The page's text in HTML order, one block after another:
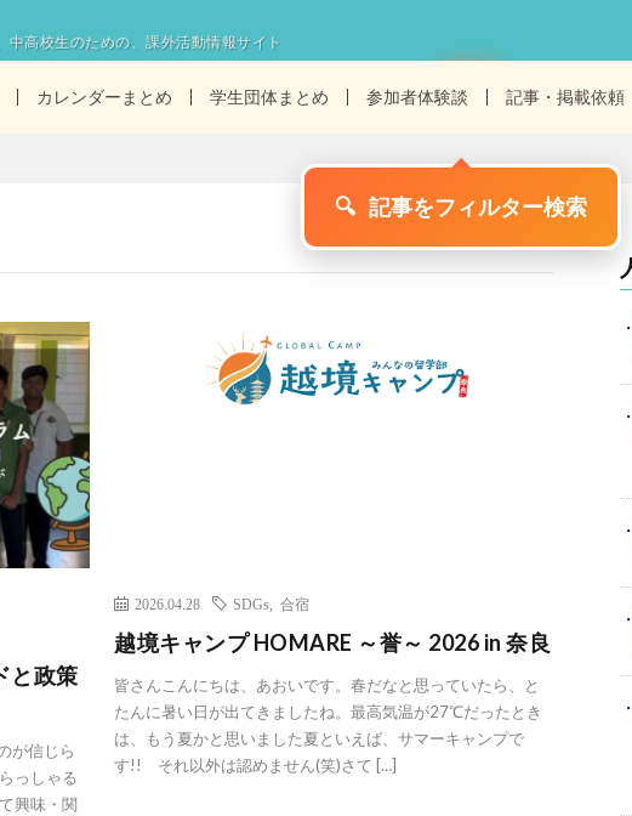
中高校生のための、課外活動情報サイト
カレンダーまとめ 学生団体まとめ 参加者体験談 記事・掲載依頼
策
が信じら
っしゃる
興味・関
2026.04.28 SDGs ,合宿
越境キャンプ HOMARE ～誉～ 2026 in 奈良
皆さんこんにちは、あおいです。春だなと思っていたら、と
たんに暑い日が出てきましたね。最高気温が27℃だったとき
は、もう夏かと思いました夏といえば、サマーキャンプで
す!! それ以外は認めません(笑)さて […]
🔍 記事をフィルター検索